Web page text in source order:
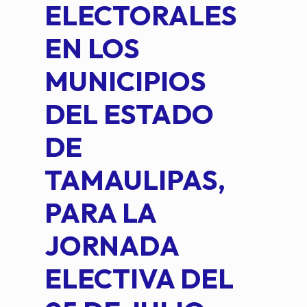
ELECTORALES
EN LOS
MUNICIPIOS
DEL ESTADO
DE
TAMAULIPAS,
PARA LA
JORNADA
ELECTIVA DEL